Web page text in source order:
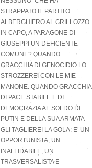
STRAPPATO IL PARTITO
ALBERGHIERO AL GRILLOZZO
IN CAPO, A PARAGONE DI
GIUSEPPI UN DEFICIENTE
COMUNE? QUANDO
GRACCHIA DI GENOCIDIO LO
STROZZEREI CON LE MIE
MANONE. QUANDO GRACCHIA
DI PACE STABILE E DI
DEMOCRAZIA AL SOLDO DI
PUTIN E DELLA SUA ARMATA
GLI TAGLIEREI LA GOLA: E’ UN
OPPORTUNISTA, UN
INAFFIDABILE, UN
TRASVERSALISTA E